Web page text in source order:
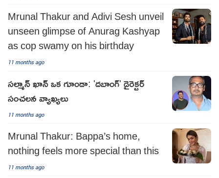
Mrunal Thakur and Adivi Sesh unveil
unseen glimpse of Anurag Kashyap
as cop swamy on his birthday
11 months ago
సల్మాన్ ఖాన్ ఒక గూండా: 'దబాంగ్' డైరెక్టర్
సంచలన వ్యాఖ్యలు
11 months ago
Mrunal Thakur: Bappa’s home,
nothing feels more special than this
11 months ago